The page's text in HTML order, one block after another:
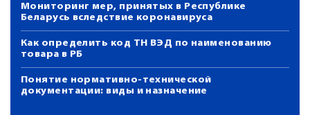
Мониторинг мер, принятых в Республике
Беларусь вследствие коронавируса
Как определить код ТН ВЭД по наименованию
товара в РБ
Понятие нормативно-технической
документации: виды и назначение